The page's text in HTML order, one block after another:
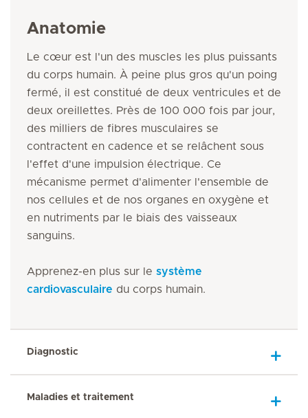
Anatomie
Le cœur est l'un des muscles les plus puissants
du corps humain. À peine plus gros qu'un poing
fermé, il est constitué de deux ventricules et de
deux oreillettes. Près de 100 000 fois par jour,
des milliers de fibres musculaires se
contractent en cadence et se relâchent sous
l'effet d'une impulsion électrique. Ce
mécanisme permet d'alimenter l'ensemble de
nos cellules et de nos organes en oxygène et
en nutriments par le biais des vaisseaux
sanguins.
Apprenez-en plus sur le système
cardiovasculaire du corps humain.
Diagnostic
Maladies et traitement